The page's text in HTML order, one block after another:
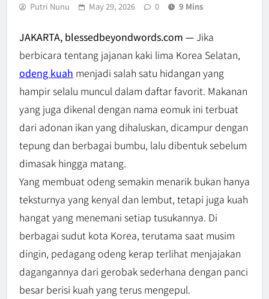
Putri Nunu May 29, 2026 0 9 Mins
JAKARTA, blessedbeyondwords.com —Jika
berbicara tentang jajanan kaki lima Korea Selatan,
odeng kuah menjadi salah satu hidangan yang
hampir selalu muncul dalam daftar favorit. Makanan
yang juga dikenal dengan nama eomuk ini terbuat
dari adonan ikan yang dihaluskan, dicampur dengan
tepung dan berbagai bumbu, lalu dibentuk sebelum
dimasak hingga matang.
Yang membuat odeng semakin menarik bukan hanya
teksturnya yang kenyal dan lembut, tetapi juga kuah
hangat yang menemani setiap tusukannya. Di
berbagai sudut kota Korea, terutama saat musim
dingin, pedagang odeng kerap terlihat menjajakan
dagangannya dari gerobak sederhana dengan panci
besar berisi kuah yang terus mengepul.